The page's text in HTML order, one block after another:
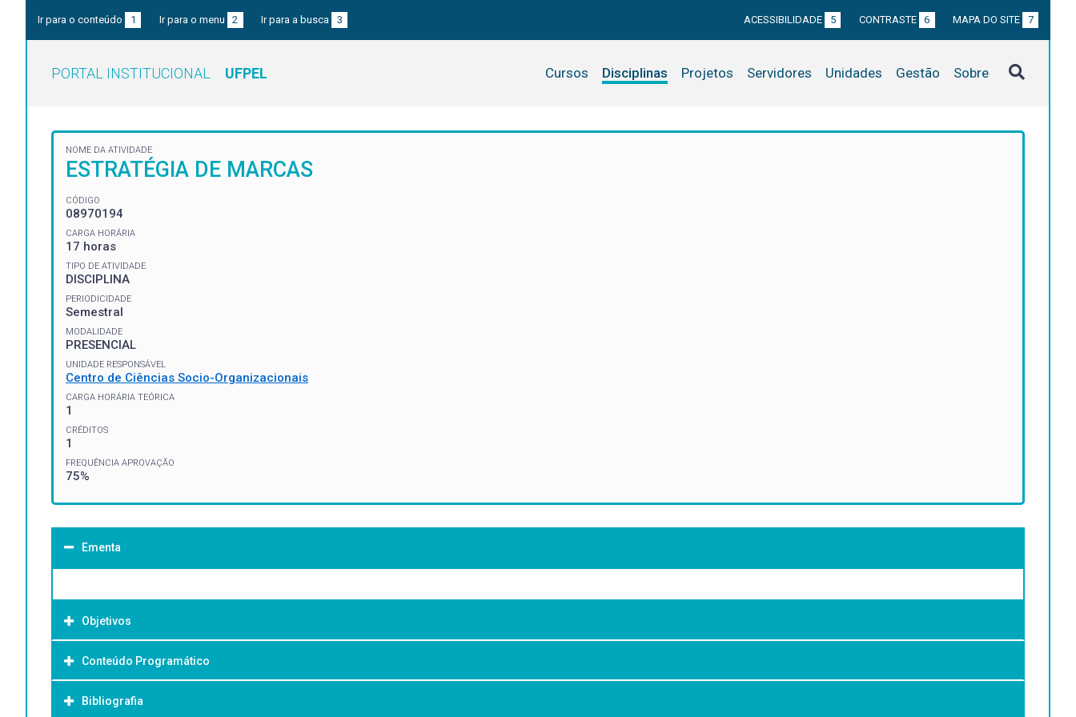
Ir para o conteúdo 1 Ir para o menu 2 Ir para a busca 3 ACESSIBILIDADE 5 CONTRASTE 6 MAPA DO SITE 7
PORTAL INSTITUCIONAL UFPEL Cursos Disciplinas Projetos Servidores Unidades Gestão Sobre
NOME DA ATIVIDADE
ESTRATÉGIA DE MARCAS
CÓDIGO
08970194
CARGA HORÁRIA
17 horas
TIPO DE ATIVIDADE
DISCIPLINA
PERIODICIDADE
Semestral
MODALIDADE
PRESENCIAL
UNIDADE RESPONSÁVEL
Centro de Ciências Socio-Organizacionais
CARGA HORÁRIA TEÓRICA
1
CRÉDITOS
1
FREQUÊNCIA APROVAÇÃO
75%
Ementa
Objetivos
Objetivo Geral:
Conteúdo Programático
Bibliografia